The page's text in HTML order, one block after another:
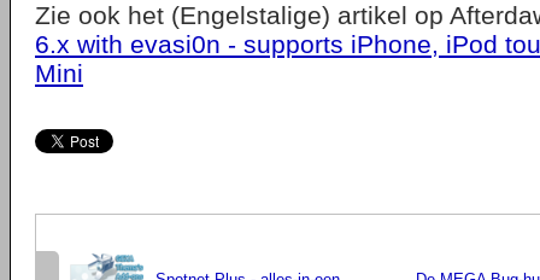
Zie ook het (Engelstalige) artikel op
6.x with evasi0n - supports iPhone, iPod
Mini